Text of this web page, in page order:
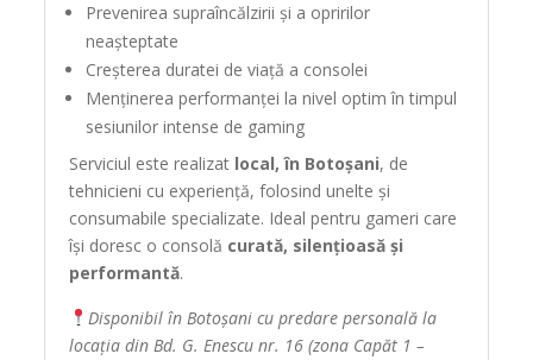
Prevenirea supraîncălzirii și a opririlor
neașteptate
Creșterea duratei de viață a consolei
Menținerea performanței la nivel optim în timpul
sesiunilor intense de gaming
Serviciul este realizat local, în Botoșani, de
tehnicieni cu experiență, folosind unelte și
consumabile specializate. Ideal pentru gameri care
își doresc o consolă curată, silențioasă și
performantă.
Disponibil în Botoșani cu predare personală la
locația din Bd. G. Enescu nr. 16 (zona Capăt 1 –